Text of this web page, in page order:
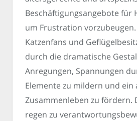
Beschäftigungsangebote für
um Frustration
Katzenfans und
durch die dramatische
Anregungen, Spannungen
Elemente zu mildern und ein
Zusammenleben zu fördern.
regen zu